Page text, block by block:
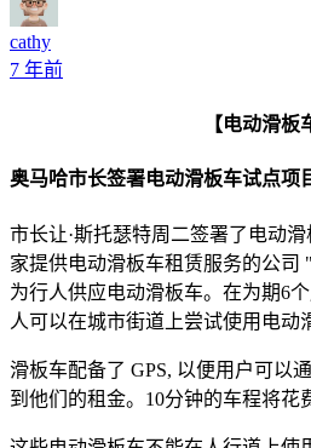
cathy
7 年前
【电动滑板
奥马哈市长签署电动滑板车试点项
市长让·斯托瑟特周二签署了电动
家提供电动滑板车租赁服务的公司
为行人供应电动滑板车。在为期6
人可以在城市街道上尝试使用电动
滑板车配备了 GPS, 以便用户可以
到他们的租金。10分钟的车程将花